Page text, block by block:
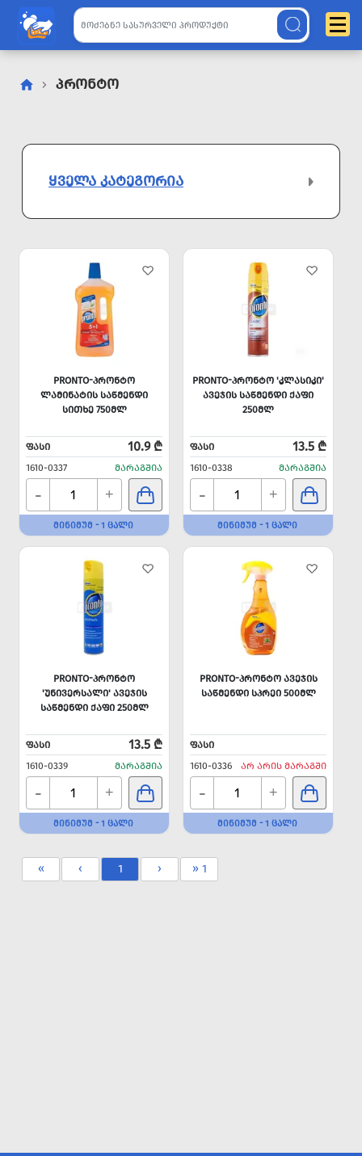
Პრონტო
ᲧᲕᲔᲚᲐ ᲙᲐᲢᲔᲒᲝᲠᲘᲐ
PRONTO-ᲞᲠᲝᲜᲢᲝ
ᲚᲐᲛᲘᲜᲐᲢᲘᲡ ᲡᲐᲬᲛᲔᲜᲓᲘ
ᲡᲘᲗᲮᲔ 750ᲛᲚ
ᲤᲐᲡᲘ 10.9 ₾
1610-0337 ᲛᲐᲠᲐᲒᲨᲘᲐ
- +
ᲛᲘᲜᲘᲛᲣᲛ - 1 ᲪᲐᲚᲘ
PRONTO-ᲞᲠᲝᲜᲢᲝ 'ᲙᲚᲐᲡᲘᲙᲘ'
ᲐᲕᲔᲯᲘᲡ ᲡᲐᲬᲛᲔᲜᲓᲘ ᲥᲐᲤᲘ
250ᲛᲚ
ᲤᲐᲡᲘ 13.5 ₾
1610-0338 ᲛᲐᲠᲐᲒᲨᲘᲐ
- +
ᲛᲘᲜᲘᲛᲣᲛ - 1 ᲪᲐᲚᲘ
PRONTO-ᲞᲠᲝᲜᲢᲝ
'ᲣᲜᲘᲕᲔᲠᲡᲐᲚᲘ' ᲐᲕᲔᲯᲘᲡ
ᲡᲐᲬᲛᲔᲜᲓᲘ ᲥᲐᲤᲘ 250ᲛᲚ
ᲤᲐᲡᲘ 13.5 ₾
1610-0339 ᲛᲐᲠᲐᲒᲨᲘᲐ
- +
ᲛᲘᲜᲘᲛᲣᲛ - 1 ᲪᲐᲚᲘ
PRONTO-ᲞᲠᲝᲜᲢᲝ ᲐᲕᲔᲯᲘᲡ
ᲡᲐᲬᲛᲔᲜᲓᲘ ᲡᲞᲠᲔᲘ 500ᲛᲚ
ᲤᲐᲡᲘ
1610-0336
ᲐᲠ ᲐᲠᲘᲡ ᲛᲐᲠᲐᲒᲨᲘ
- +
ᲛᲘᲜᲘᲛᲣᲛ - 1 ᲪᲐᲚᲘ
« ‹ 1 › » 1